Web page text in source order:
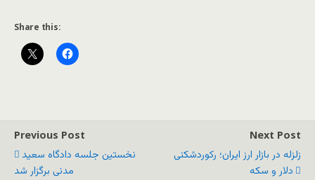
Share this:
Previous Post
نخستین جلسه دادگاه سعید
مدنی برگزار شد
Next Post
زلزله در بازار ارز ایران؛ رکوردشکنی
دلار و سکه